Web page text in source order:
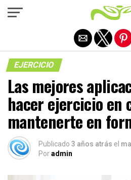
EJERCICIO
Las mejores
hacer ejercicio en
mantenerte en
Publicado 3 años atrás el
Poradmin
Salir de la